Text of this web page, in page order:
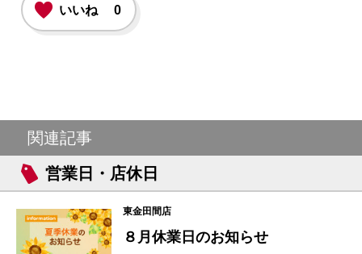
いいね 0
関連記事
営業日・店休日
東金田間店
８月休業日のお知らせ